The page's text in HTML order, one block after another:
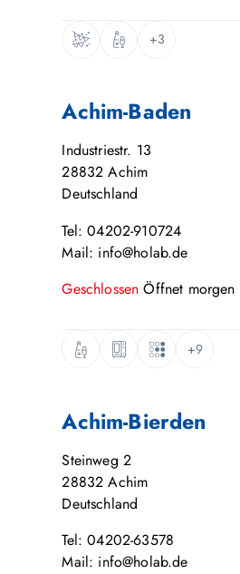
+3
Achim-Baden
Industriestr. 13
28832 Achim
Deutschland
Tel: 04202-910724
Mail: info@holab.de
GeschlossenÖffnet morgen
+9
Achim-Bierden
Steinweg 2
28832 Achim
Deutschland
Tel: 04202-63578
Mail: info@holab.de